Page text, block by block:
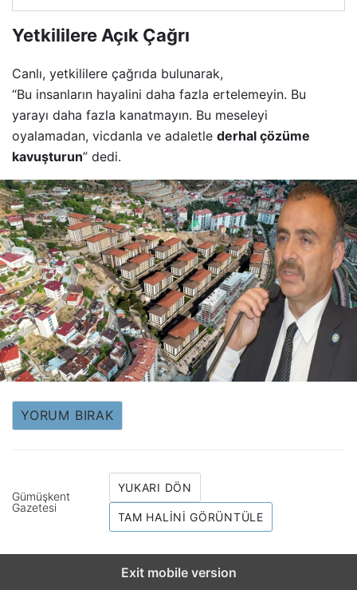
Yetkililere Açık Çağrı
Canlı, yetkililere çağrıda bulunarak,
“Bu insanların hayalini daha fazla ertelemeyin. Bu
yarayı daha fazla kanatmayın. Bu meseleyi
oyalamadan, vicdanla ve adaletle derhal çözüme
kavuşturun” dedi.
YORUM BIRAK
Gümüşkent
Gazetesi
YUKARI DÖN
TAM HALINI GÖRÜNTÜLE
Exit mobile version